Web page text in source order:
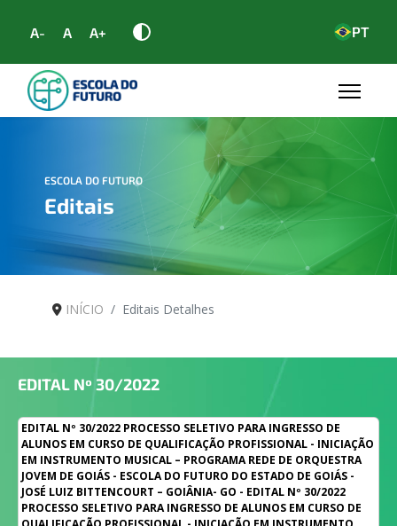
A- A A+ PT
ESCOLA DO FUTURO
Editais
INÍCIO Editais Detalhes
EDITAL Nº 30/2022
EDITAL Nº 30/2022 PROCESSO SELETIVO PARA INGRESSO DE
ALUNOS EM CURSO DE QUALIFICAÇÃO PROFISSIONAL - INICIAÇÃO
EM INSTRUMENTO MUSICAL – PROGRAMA REDE DE ORQUESTRA
JOVEM DE GOIÁS - ESCOLA DO FUTURO DO ESTADO DE GOIÁS -
JOSÉ LUIZ BITTENCOURT – GOIÂNIA- GO - EDITAL Nº 30/2022
PROCESSO SELETIVO PARA INGRESSO DE ALUNOS EM CURSO DE